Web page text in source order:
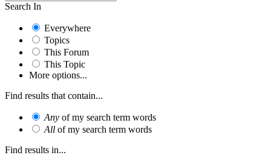
Search In
Everywhere
Topics
This Forum
This Topic
More options...
Find results that contain...
Any of my search term words
All of my search term words
Find results in...